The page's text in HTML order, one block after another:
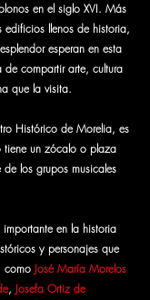
en el siglo XVI. Más
edificios llenos de historia,
esperan en esta
compartir arte, cultura
que la visita.
Histórico de Morelia, es
tiene un zócalo o plaza
los grupos musicales
en la historia
y personajes que
como José María Morelos
, Josefa Ortiz de